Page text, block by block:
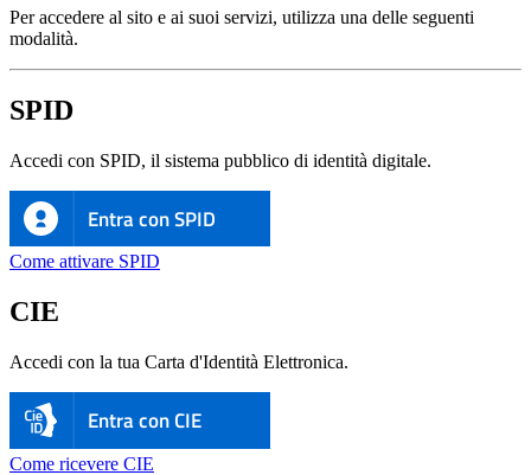
Per accedere al sito e ai suoi servizi, utilizza una delle seguenti
modalità.
SPID
Accedi con SPID, il sistema pubblico di identità digitale.
Entra con SPID
Come attivare SPID
CIE
Accedi con la tua Carta d'Identità Elettronica.
Entra con CIE
Come ricevere CIE